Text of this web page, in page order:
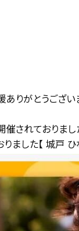
りがとうござい
されておりまし
りました【 城戸